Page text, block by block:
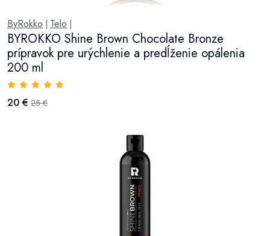
ByRokko Telo
BYROKKO Shine Brown Chocolate Bronze
prípravok pre urýchlenie a predĺženie opálenia
200 ml
20 € 25 €